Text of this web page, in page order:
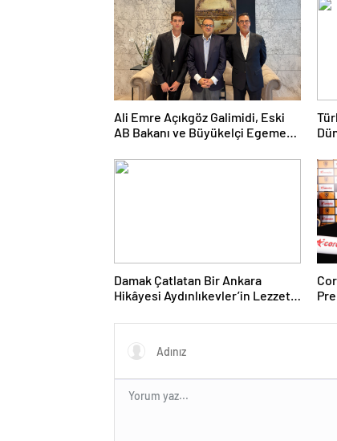
Ali Emre Açıkgöz Galimidi, Eski
AB Bakanı ve Büyükelçi Egemen
Damak Çatlatan Bir Ankara
Hikâyesi Aydınlıkevler’in Lezzet